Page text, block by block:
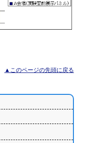
▲このページの先頭に戻る